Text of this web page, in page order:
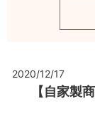
2020/12/17
【自家製